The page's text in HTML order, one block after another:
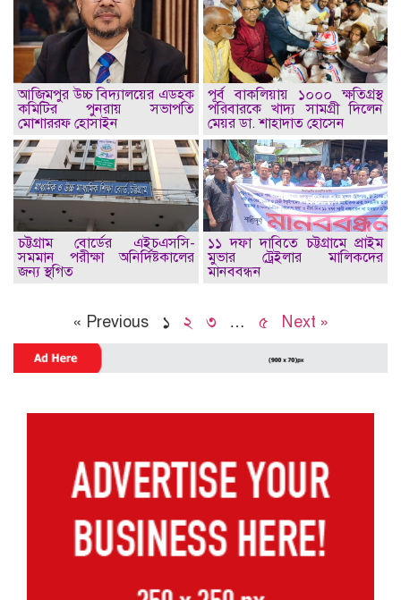
আজিমপুর উচ্চ বিদ্যালয়ের এডহক
কমিটির পুনরায় সভাপতি
মোশাররফ হোসাইন
পূর্ব বাকলিয়ায় ১০০০ ক্ষতিগ্রস্থ
পরিবারকে খাদ্য সামগ্রী দিলেন
মেয়র ডা. শাহাদাত হোসেন
চট্টগ্রাম বোর্ডের এইচএসসি-
সমমান পরীক্ষা অনির্দিষ্টকালের
জন্য স্থগিত
১১ দফা দাবিতে চট্টগ্রামে প্রাইম
মুভার ট্রেইলার মালিকদের
মানববন্ধন
« Previous ১ ২ ৩ … ৫ Next »